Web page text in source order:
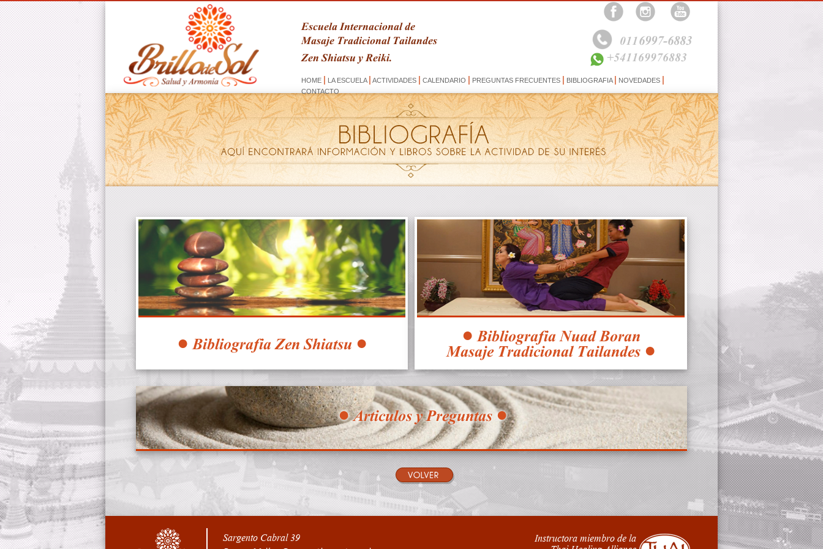
Escuela Internacional de
Masaje Tradicional Tailandes
Zen Shiatsu y Reiki.
0116997-6883
+541169976883
HOME | LA ESCUELA | ACTIVIDADES | CALENDARIO | PREGUNTAS FRECUENTES | BIBLIOGRAFIA | NOVEDADES |
CONTACTO
● Bibliografia Zen Shiatsu ● ● Bibliografia Nuad Boran
Masaje Tradicional Tailandes ●
● Articulos y Preguntas ●
Sargento Cabral 39
Instructora miembro de la